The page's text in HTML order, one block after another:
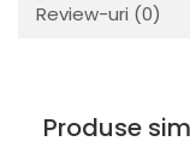
Produsul -
orele 9:00 si 18:00,
Review-uri (0)
Produse